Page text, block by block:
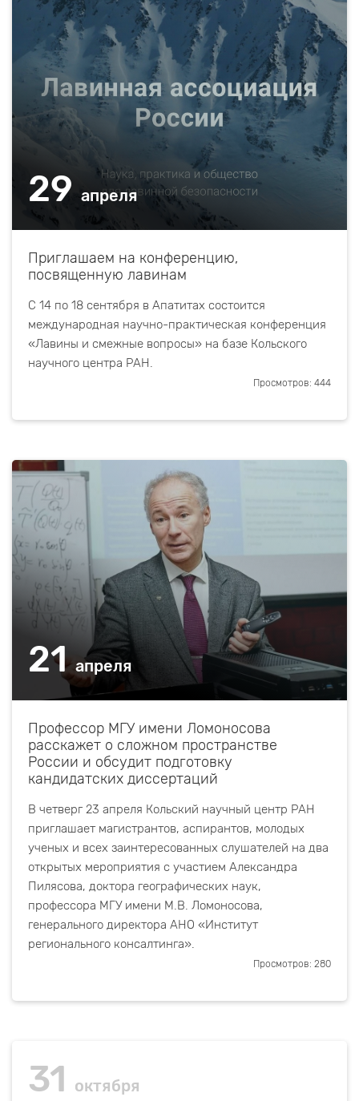
29 апреля
Приглашаем на конференцию,
посвященную лавинам
С 14 по 18 сентября в Апатитах состоится
международная научно-практическая конференция
«Лавины и смежные вопросы» на базе Кольского
научного центра РАН.
Просмотров: 444
21 апреля
Профессор МГУ имени Ломоносова
расскажет о сложном пространстве
России и обсудит подготовку
кандидатских диссертаций
В четверг 23 апреля Кольский научный центр РАН
приглашает магистрантов, аспирантов, молодых
ученых и всех заинтересованных слушателей на два
открытых мероприятия с участием Александра
Пилясова, доктора географических наук,
профессора МГУ имени М.В. Ломоносова,
генерального директора АНО «Институт
регионального консалтинга».
Просмотров: 280
31 октября